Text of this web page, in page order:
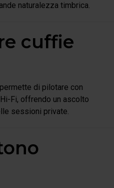
naturalezza timbrica.
cuffie
di pilotare con
Fi, offrendo un ascolto
sessioni private.